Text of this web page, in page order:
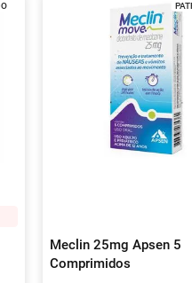
Meclin 25mg Apsen 5
Comprimidos